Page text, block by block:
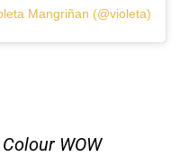
Mangriñan (@violeta)
WOW